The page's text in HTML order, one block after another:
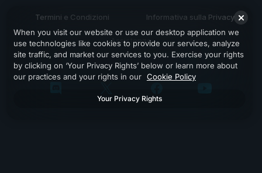
Termini e Condizioni Informativa sulla Privacy
Assistenza
When you visit our website or use our desktop application we
use technologies like cookies to provide our services, analyze
site traffic, and market our services to you. Exercise your rights
by clicking on ‘Your Privacy Rights’ below or learn more about
our practices and your rights in our Cookie Policy
Your Privacy Rights